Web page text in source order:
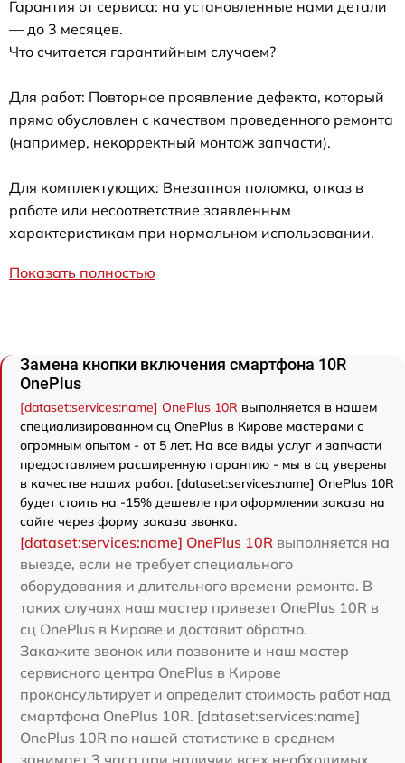
Гарантия от сервиса: на установленные нами детали
— до 3 месяцев.
Что считается гарантийным случаем?
Для работ: Повторное проявление дефекта, который
прямо обусловлен с качеством проведенного ремонта
(например, некорректный монтаж запчасти).
Для комплектующих: Внезапная поломка, отказ в
работе или несоответствие заявленным
характеристикам при нормальном использовании.
Показать полностью
Замена кнопки включения смартфона 10R
OnePlus
[dataset:services:name] OnePlus 10R выполняется в нашем
специализированном сц OnePlus в Кирове мастерами с
огромным опытом - от 5 лет. На все виды услуг и запчасти
предоставляем расширенную гарантию - мы в сц уверены
в качестве наших работ. [dataset:services:name] OnePlus 10R
будет стоить на -15% дешевле при оформлении заказа на
сайте через форму заказа звонка.
[dataset:services:name] OnePlus 10R выполняется на
выезде, если не требует специального
оборудования и длительного времени ремонта. В
таких случаях наш мастер привезет OnePlus 10R в
сц OnePlus в Кирове и доставит обратно.
Закажите звонок или позвоните и наш мастер
сервисного центра OnePlus в Кирове
проконсультирует и определит стоимость работ над
смартфона OnePlus 10R. [dataset:services:name]
OnePlus 10R по нашей статистике в среднем